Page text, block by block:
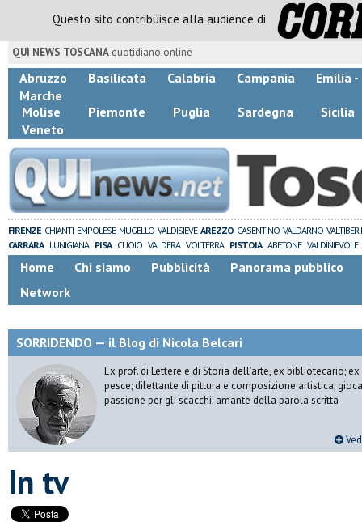
Questo sito contribuisce alla audience di
QUI NEWS TOSCANA quotidiano online
Abruzzo Basilicata Calabria Campania
Emilia -
Marche
Molise
Piemonte Puglia Sardegna
Sicilia
Veneto
FIRENZE CHIANTI EMPOLESE MUGELLO VALDISIEVE AREZZO CASENTINO VALDARNO
CARRARA LUNIGIANA PISA CUOIO VALDERA VOLTERRA PISTOIA ABETONE VALDINIEVOLE
Home Chi siamo Pubblicità
Panorama pubblico
Network
SORRIDENDO — il Blog di Nicola Belcari
Ex prof. di Lettere e di Storia dell’arte, ex bibliotecario;
pesce; dilettante di pittura e composizione artistica,
passione per gli scacchi; amante della parola scritta
In tv